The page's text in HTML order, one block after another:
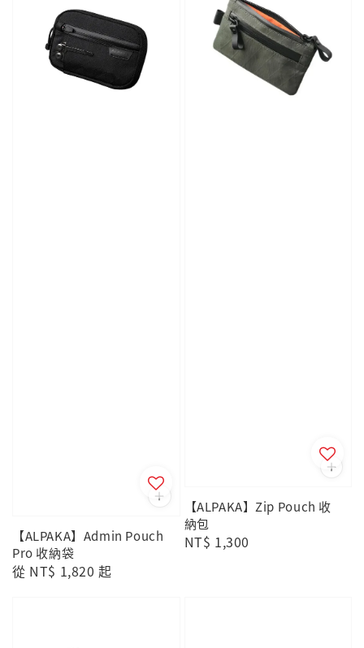
【ALPAKA】Admin Pouch
Pro 收納袋
Regular
從 NT$ 1,820 起
【ALPAKA】Zip Pouch 收
納包
Regular
NT$ 1,300